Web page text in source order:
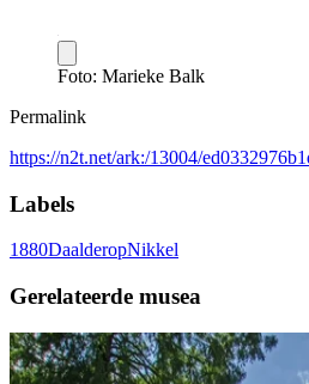
Foto: Marieke Balk
Permalink
https://n2t.net/ark:/13004/
Labels
1880DaalderopNikkel
Gerelateerde musea